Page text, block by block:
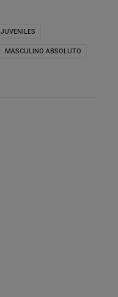
JUVENILES
MASCULINO ABSOLUTO